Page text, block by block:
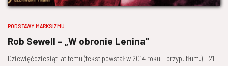
PODSTAWY MARKSIZMU
Rob Sewell – „W obronie Lenina”
Dziewięćdziesiąt lat temu (tekst powstał w 2014 roku – przyp. tłum.) – 21